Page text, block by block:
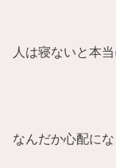
人は寝ないと本
なんだか心配に